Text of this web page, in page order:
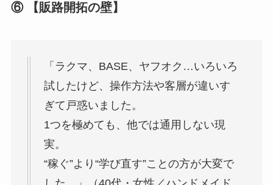
⑥ 【販路開拓の壁】
「ラクマ、BASE、ヤフオク…いろいろ
試したけど、操作方法や客層が違いす
ぎて戸惑いました。
1つを極めても、他では通用しない現
実。
“稼ぐ”より“学び直す”ことの方が大変で